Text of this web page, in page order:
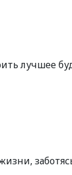
лучшее